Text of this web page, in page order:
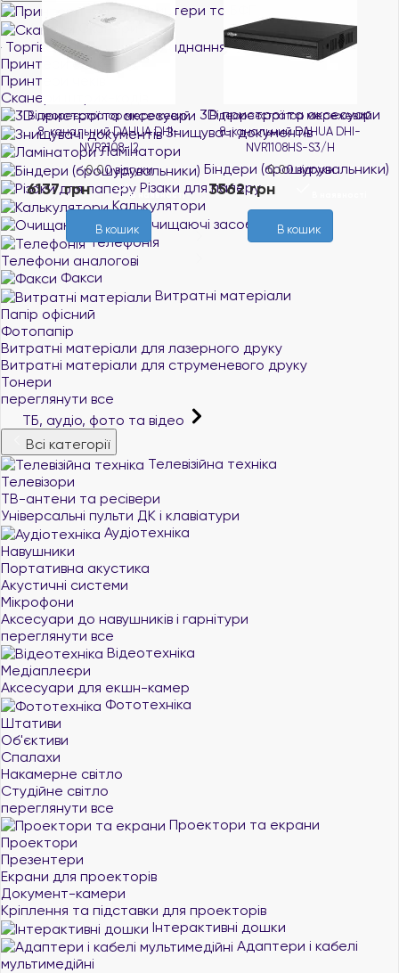
Принтери та БФП
Сканери
Торгівельно-касове обладнання
Принтери етикеток
Принтери чеків
Сканери штрих-кодів
3D пристрої та аксесуари
Знищувачі документів
Ламінатори
Біндери (брошурувальники)
Різаки для паперу
Калькулятори
Очищаючі засоби
Телефонія
Телефони аналогові
Факси
Витратні матеріали
Папір офісний
Фотопапір
Витратні матеріали для лазерного друку
Витратні матеріали для струменевого друку
Тонери
переглянути все
ТБ, аудіо, фото та відео
Всі категорії
Телевізійна техніка
Телевізори
ТВ-антени та ресівери
Універсальні пульти ДК і клавіатури
Аудіотехніка
Навушники
Портативна акустика
Акустичні системи
Мікрофони
Аксесуари до навушників і гарнітури
переглянути все
Відеотехніка
Медіаплеєри
Аксесуари для екшн-камер
Фототехніка
Штативи
Об'єктиви
Спалахи
Накамерне світло
Студійне світло
переглянути все
Проектори та екрани
Проектори
Презентери
Екрани для проекторів
Документ-камери
Кріплення та підставки для проекторів
Інтерактивні дошки
Адаптери і кабелі
мультимедійні
мережевий
DAHUA DHI-
I2
0.00 відгуки
В наявності
В кошик
Відеореєстратор мережевий
8-канальний DAHUA DHI-
NVR1108HS-S3/H
0.0 0 відгуки
В наявності
3562 грн
В кошик
IP-камера
CV310-C0-
4752 грн